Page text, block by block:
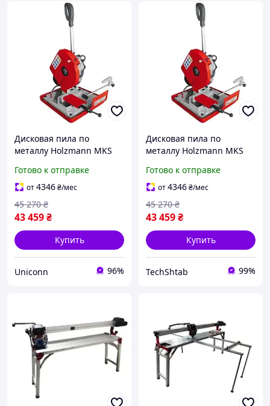
Дисковая пила по
металлу Holzmann MKS
Готово к отправке
от4346₴/мес
43 459₴
45 270 ₴
Купить
Uniconn 96%
Дисковая пила по
металлу Holzmann MKS
Готово к отправке
от4346₴/мес
43 459₴
45 270 ₴
Купить
TechShtab 99%